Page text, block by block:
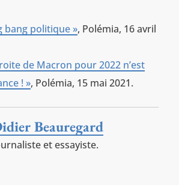
bang politique », Polémia, 16 avril
de Macron pour 2022 n’est
! », Polémia, 15 mai 2021.
Beauregard
et essayiste.